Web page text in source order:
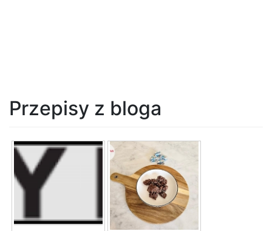
Przepisy z bloga